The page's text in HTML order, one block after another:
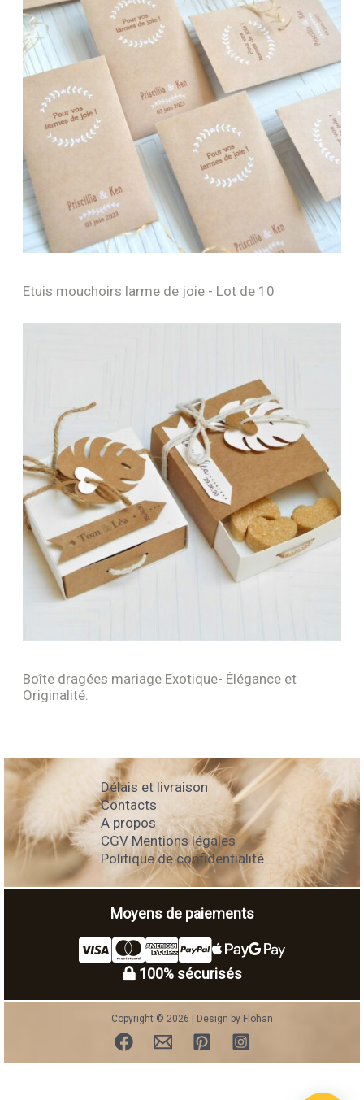
Etuis mouchoirs larme de joie - Lot de 10
Boîte dragées mariage Exotique- Élégance et
Originalité.
Délais et livraison
Contacts
A propos
CGV Mentions légales
Politique de confidentialité
Moyens de paiements
100% sécurisés
Copyright © 2026 | Design by Flohan